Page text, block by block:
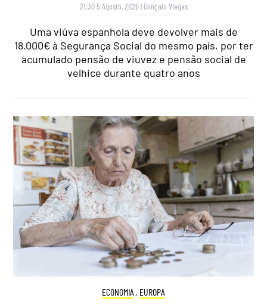
21:30 5 Agosto, 2026 | Gonçalo Viegas
Uma viúva espanhola deve devolver mais de
18.000€ à Segurança Social do mesmo país, por ter
acumulado pensão de viuvez e pensão social de
velhice durante quatro anos
ECONOMIA , EUROPA